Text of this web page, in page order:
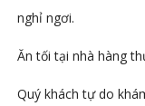
nghỉ ngơi.
Ăn tối tại nhà hàng
Quý khách tự do